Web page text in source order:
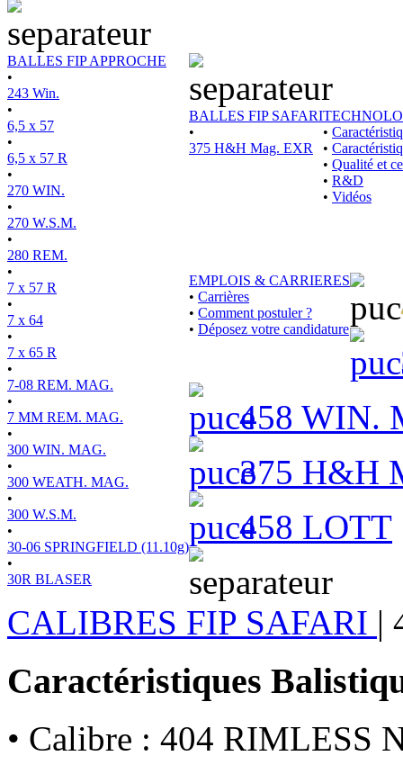
BALLES FIP APPROCHE
•
243 Win.
•
6,5 x 57
•
6,5 x 57 R
•
270 WIN.
•
270 W.S.M.
•
280 REM.
•
7 x 57 R
•
7 x 64
•
7 x 65 R
•
7-08 REM. MAG.
•
7 MM REM. MAG.
•
300 WIN. MAG.
•
300 WEATH. MAG.
•
300 W.S.M.
•
30-06 SPRINGFIELD (11.10g)
•
30R BLASER
BALLES FIP SAFARI
•
375 H&H Mag. EXR
•
•
• Qualité et
• R&D
• Vidéos
EMPLOIS & CARRIERES
• Carrières
• Comment postuler ?
• Déposez votre candidature
458 WIN.
375 H&H
458 LOTT
CALIBRES FIP SAFARI |
Caractéristiques
• Calibre : 404 RIMLESS